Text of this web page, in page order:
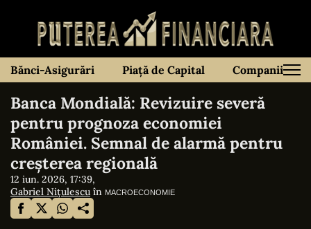
Bănci-Asigurări Piață de Capital Companii
Banca Mondială: Revizuire severă
pentru prognoza economiei
României. Semnal de alarmă pentru
creșterea regională
12 iun. 2026, 17:39,
Gabriel Nițulescu în MACROECONOMIE